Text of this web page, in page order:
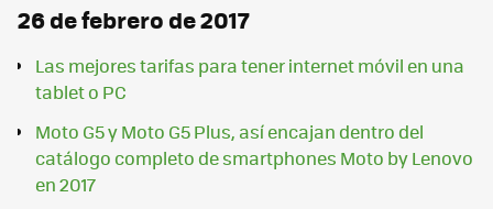
26 de febrero de 2017
Las mejores tarifas para tener internet móvil en una
tablet o PC
Moto G5 y Moto G5 Plus, así encajan dentro del
catálogo completo de smartphones Moto by Lenovo
en 2017